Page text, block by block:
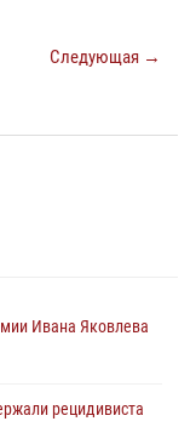
Следующая →
Ивана Яковлева
рецидивиста